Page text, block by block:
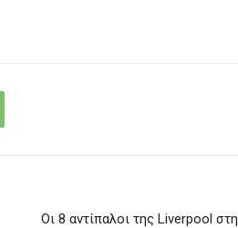
Οι 8 αντίπαλοι της Liverpool